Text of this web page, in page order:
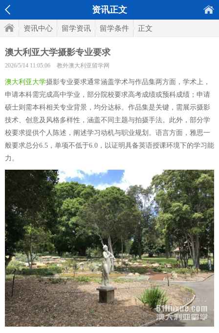
资讯正文
资讯中心 留学资讯 留学条件 正文
澳大利亚大学摄影专业要求
2026/5/14 11:05:06 教外澳大利亚留学网
澳大利亚大学摄影专业要求通常涵盖学术与作品集两方面，学术上，
申请本科需完成高中学业，部分院校要求高考成绩或预科成绩；申请
硕士则需本科相关专业背景，均分达标。作品集是关键，需展示摄影
技术、创意及风格多样性，涵盖不同主题与拍摄手法。此外，部分学
校要求提供个人陈述，阐述学习动机与职业规划。语言方面，雅思一
般要求总分6.5，单项不低于6.0，以证明具备英语授课环境下的学习能
力。